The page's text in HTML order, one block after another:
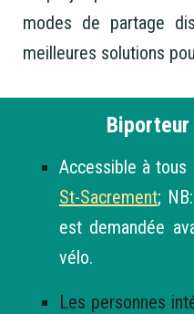
modes de partage
meilleures solutions
Biporteur
Accessible à tous
St-Sacrement;
est demandée
vélo.
Les personnes